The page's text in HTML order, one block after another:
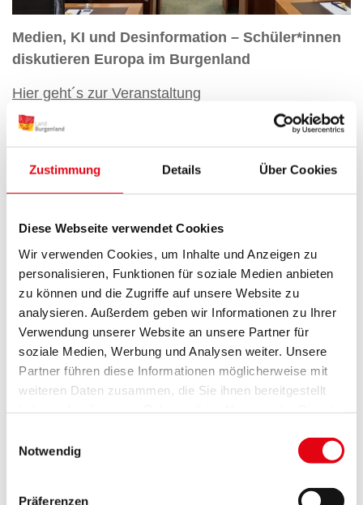
Zustimmung Details Über Cookies
Diese Webseite verwendet Cookies
Wir verwenden Cookies, um Inhalte und Anzeigen zu
personalisieren, Funktionen für soziale Medien anbieten
zu können und die Zugriffe auf unsere Website zu
analysieren. Außerdem geben wir Informationen zu Ihrer
Verwendung unserer Website an unsere Partner für
soziale Medien, Werbung und Analysen weiter. Unsere
Partner führen diese Informationen möglicherweise mit
weiteren Daten zusammen, die Sie ihnen bereitgestellt
Notwendig
Präferenzen
Medien, KI und Desinformation – Schüler*innen
diskutieren Europa im Burgenland
Hier geht´s zur Veranstaltung